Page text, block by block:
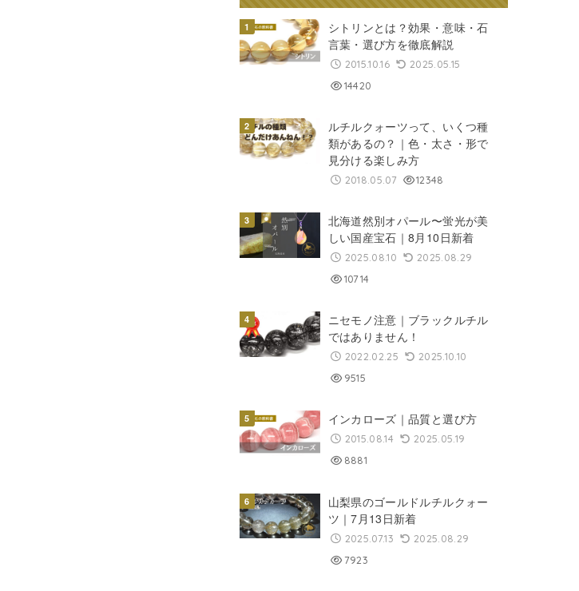
シトリンとは？効果・意味・石
言葉・選び方を徹底解説
2015.10.16
2025.05.15
14420
ルチルクォーツって、いくつ種
類があるの？｜色・太さ・形で
見分ける楽しみ方
2018.05.07 12348
北海道然別オパール〜蛍光が美
しい国産宝石｜8月10日新着
2025.08.10
2025.08.29
10714
ニセモノ注意｜ブラックルチル
ではありません！
2022.02.25
2025.10.10
9515
インカローズ｜品質と選び方
2015.08.14
2025.05.19
8881
山梨県のゴールドルチルクォー
ツ｜7月13日新着
2025.07.13
2025.08.29
7923